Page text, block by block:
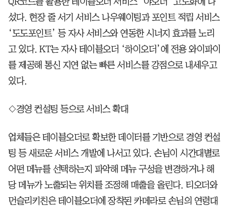
섰다. 현장 줄 서기 서비스 나우웨이팅과 포인트 적립 서비스
‘도도포인트’ 등 자사 서비스와 연동한 시너지 효과를 노리
고 있다. KT는 자사 테이블오더 ‘하이오더’에 전용 와이파이
를 제공해 통신 지연 없는 빠른 서비스를 강점으로 내세우고
있다.
◇경영 컨설팅 등으로 서비스 확대
업체들은 테이블오더로 확보한 데이터를 기반으로 경영 컨설
팅 등 새로운 서비스 개발에 나서고 있다. 손님이 시간대별로
어떤 메뉴를 선택하는지 파악해 메뉴 구성을 변경하거나 해
당 메뉴가 노출되는 위치를 조정해 매출을 올린다. 티오더와
먼슬리키친은 테이블오더에 장착된 카메라로 손님의 연령대